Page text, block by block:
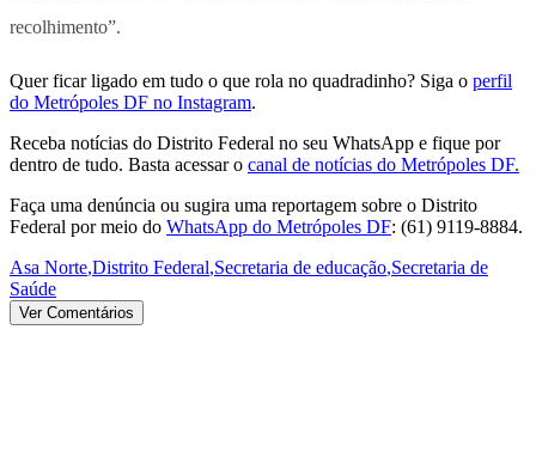
recolhimento”.
Quer ficar ligado em tudo o que rola no quadradinho? Siga o perfil
do Metrópoles DF no Instagram.
Receba notícias do Distrito Federal no seu WhatsApp e fique por
dentro de tudo. Basta acessar o canal de notícias do Metrópoles DF.
Faça uma denúncia ou sugira uma reportagem sobre o Distrito
Federal por meio do WhatsApp do Metrópoles DF: (61) 9119-8884.
Asa Norte,Distrito Federal,Secretaria de educação,Secretaria de
Saúde
Ver Comentários